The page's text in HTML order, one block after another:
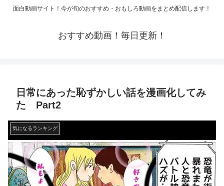
面白動画サイト！今が旬のおすすめ・おもしろ動画をまとめ配信します！
おすすめ動画！毎日更新！
日常にあった恥ずかしい話を漫画化してみ
た Part2
気になるランキング